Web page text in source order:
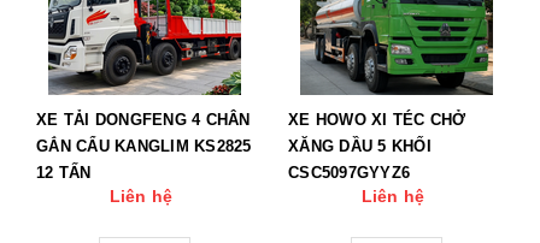
XE TẢI DONGFENG 4 CHÂN
GẮN CẨU KANGLIM KS2825
12 TẤN
Liên hệ
XE HOWO XI TÉC CHỞ
XĂNG DẦU 5 KHỐI
CSC5097GYYZ6
Liên hệ